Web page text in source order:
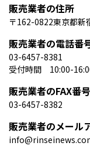
販売業者の住所
〒162-0822東京都新
販売業者の電話番
03-6457-8381
受付時間 10:00-
販売業者のFAX番号
03-6457-8382
販売業者のメール